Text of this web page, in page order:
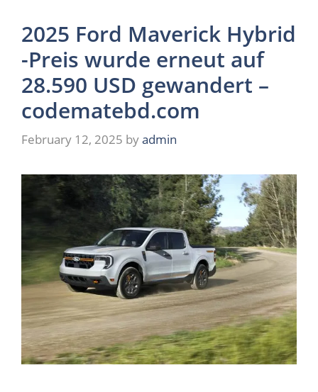
2025 Ford Maverick Hybrid
-Preis wurde erneut auf
28.590 USD gewandert –
codematebd.com
February 12, 2025 byadmin